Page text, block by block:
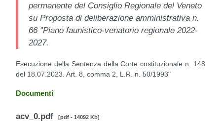
permanente del Consiglio Regionale del Veneto
su Proposta di deliberazione amministrativa n.
66 "Piano faunistico-venatorio regionale 2022-
2027.
Esecuzione della Sentenza della Corte costituzionale n. 148
del 18.07.2023. Art. 8, comma 2, L.R. n. 50/1993"
Documenti
acv_0.pdf[pdf - 14092 Kb]